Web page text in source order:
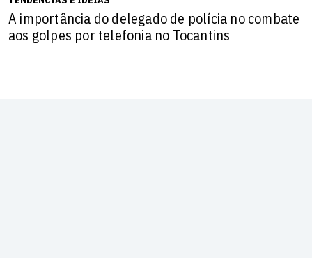
A importância do delegado de polícia no combate
aos golpes por telefonia no Tocantins